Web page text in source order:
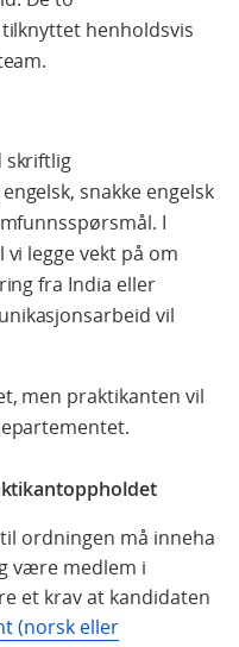
henholdsvis
skriftlig
snakke engelsk
I
legge vekt på om
fra India eller
vil
men praktikanten vil
ordningen må inneha
være medlem i
et krav at kandidaten
(norsk eller